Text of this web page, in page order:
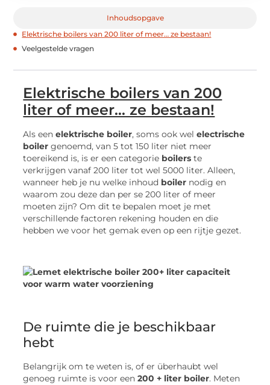
Inhoudsopgave
Elektrische boilers van 200 liter of meer… ze bestaan!
Veelgestelde vragen
Elektrische boilers van 200
liter of meer… ze bestaan!
Als eenelektrische boiler, soms ook welelectrische
boiler genoemd, van 5 tot 150 liter niet meer
toereikend is, is er een categorie boilers te
verkrijgen vanaf 200 liter tot wel 5000 liter. Alleen,
wanneer heb je nu welke inhoud boiler nodig en
waarom zou deze dan per se 200 liter of meer
moeten zijn? Om dit te bepalen moet je met
verschillende factoren rekening houden en die
hebben we voor het gemak even op een rijtje gezet.
De ruimte die je beschikbaar
hebt
Belangrijk om te weten is, of er überhaubt wel
genoeg ruimte is voor een200 + liter boiler. Meten